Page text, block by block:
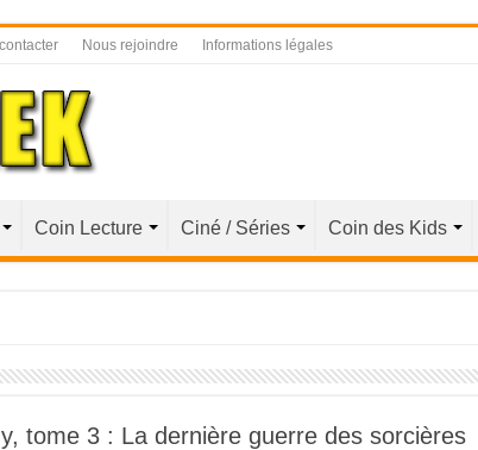
Nous rejoindre Informations légales
Coin Lecture Ciné / Séries Coin des Kids
tome 3 : La dernière guerre des sorcières